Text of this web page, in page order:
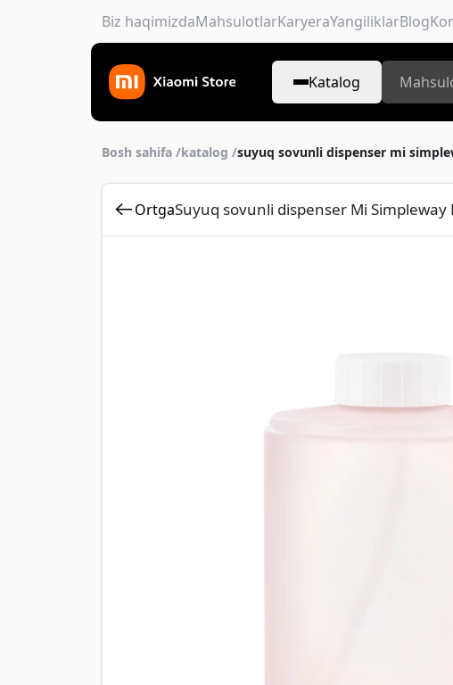
Biz haqimizdaMahsulotlarKaryeraYangiliklarBlog
Katalog
Bosh sahifa /katalog /suyuq sovunli dispenser mi
OrtgaSuyuq sovunli dispenser Mi